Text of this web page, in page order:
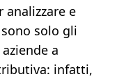
e
solo gli
a
infatti,